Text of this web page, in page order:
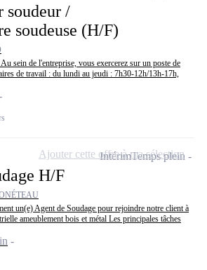
soudeur /
soudeuse (H/F)
sein de l'entreprise, vous exercerez sur un poste de
de travail : du lundi au jeudi : 7h30-12h/13h-17h,
H/F
un(e) Agent de Soudage pour rejoindre notre client à
ameublement bois et métal Les principales tâches
IntérimTemps plein
Ajouter cette offre à ma sélection